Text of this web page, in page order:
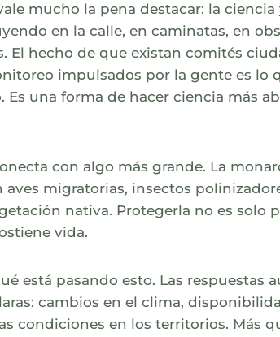
mucho la pena destacar: la ciencia
en la calle, en caminatas, en
El hecho de que existan comités
impulsados por la gente es lo
una forma de hacer ciencia más
con algo más grande. La
migratorias, insectos
nativa. Protegerla no es solo
vida.
está pasando esto. Las respuestas
cambios en el clima,
condiciones en los territorios. Más